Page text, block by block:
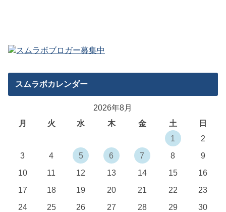
スムラボカレンダー
2026年8月
月
火 水 木 金 土
日
1
2
3
4 5 6 7 8
9
10
11 12 13 14 15
16
17
18 19 20 21 22
23
24
25 26 27 28 29
30